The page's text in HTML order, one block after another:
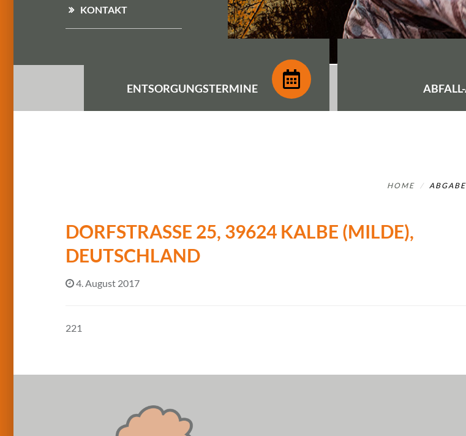
KONTAKT
ENTSORGUNGSTERMINE ABFALL-
HOME
DORFSTRASSE 25, 39624 KALBE (MILDE), D
EUTSCHLAND
4. August 2017
221